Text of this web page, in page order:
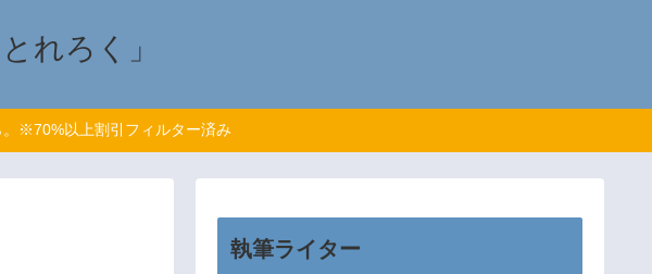
れろく」
。※70%以上割引フィルター済み
執筆ライター